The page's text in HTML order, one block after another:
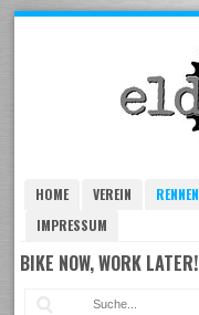
HOME VEREIN RENNEN
IMPRESSUM
BIKE NOW, WORK LATER!